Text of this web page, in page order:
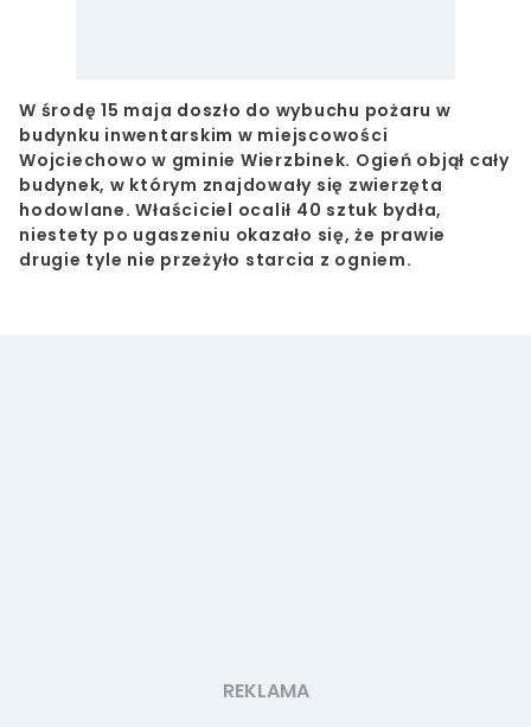
W środę 15 maja doszło do wybuchu pożaru w
budynku inwentarskim w miejscowości
Wojciechowo w gminie Wierzbinek. Ogień objął cały
budynek, w którym znajdowały się zwierzęta
hodowlane. Właściciel ocalił 40 sztuk bydła,
niestety po ugaszeniu okazało się, że prawie
drugie tyle nie przeżyło starcia z ogniem.